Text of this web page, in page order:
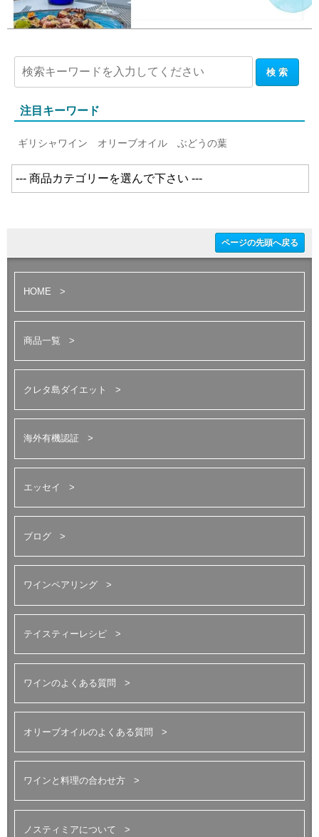
注目キーワード
ギリシャワイン オリーブオイル ぶどうの葉
ページの先頭へ戻る
HOME
商品一覧
クレタ島ダイエット
海外有機認証
エッセイ
ブログ
ワインペアリング
テイスティーレシピ
ワインのよくある質問
オリーブオイルのよくある質問
ワインと料理の合わせ方
ノスティミアについて